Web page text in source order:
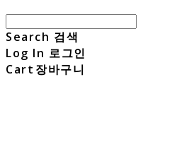
Search 검색
Log In 로그인
Cart 장바구니